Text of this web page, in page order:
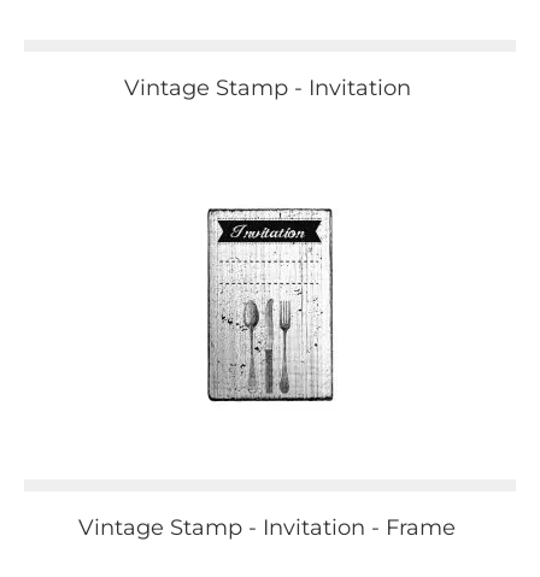
Vintage Stamp - Invitation
Vintage Stamp - Invitation - Frame